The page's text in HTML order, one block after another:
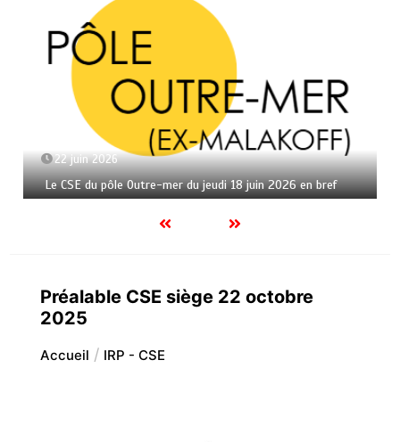
22 juin 2026
Le CSE du pôle Outre-mer du jeudi 18 juin 2026 en bref
Préalable CSE siège 22 octobre
2025
Accueil IRP - CSE